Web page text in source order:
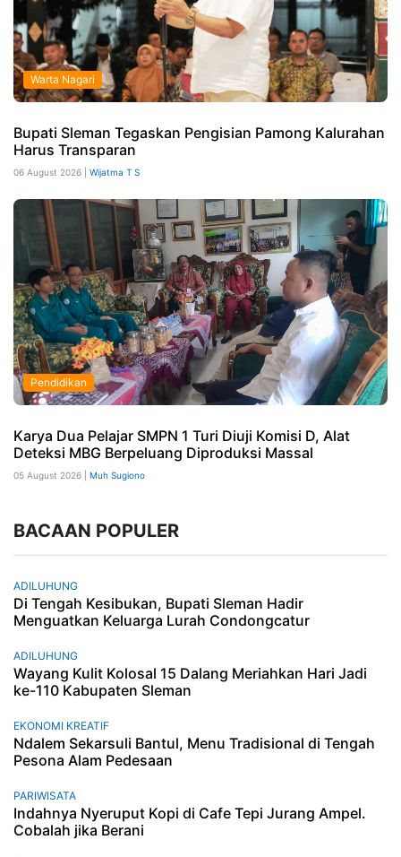
Warta Nagari
Bupati Sleman Tegaskan Pengisian Pamong Kalurahan
Harus Transparan
06 August 2026 | Wijatma T S
Pendidikan
Karya Dua Pelajar SMPN 1 Turi Diuji Komisi D, Alat
Deteksi MBG Berpeluang Diproduksi Massal
05 August 2026 | Muh Sugiono
BACAAN POPULER
ADILUHUNG
Di Tengah Kesibukan, Bupati Sleman Hadir
Menguatkan Keluarga Lurah Condongcatur
ADILUHUNG
Wayang Kulit Kolosal 15 Dalang Meriahkan Hari Jadi
ke-110 Kabupaten Sleman
EKONOMI KREATIF
Ndalem Sekarsuli Bantul, Menu Tradisional di Tengah
Pesona Alam Pedesaan
PARIWISATA
Indahnya Nyeruput Kopi di Cafe Tepi Jurang Ampel.
Cobalah jika Berani